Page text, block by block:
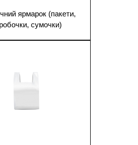
ярмарок (пакети,
сумочки)